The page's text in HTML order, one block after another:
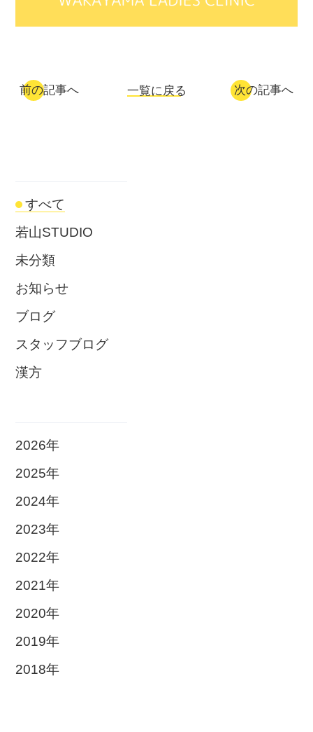
前の記事へ 一覧に戻る 次の記事へ
すべて
若山STUDIO
未分類
お知らせ
ブログ
スタッフブログ
漢方
2026年
2025年
2024年
2023年
2022年
2021年
2020年
2019年
2018年